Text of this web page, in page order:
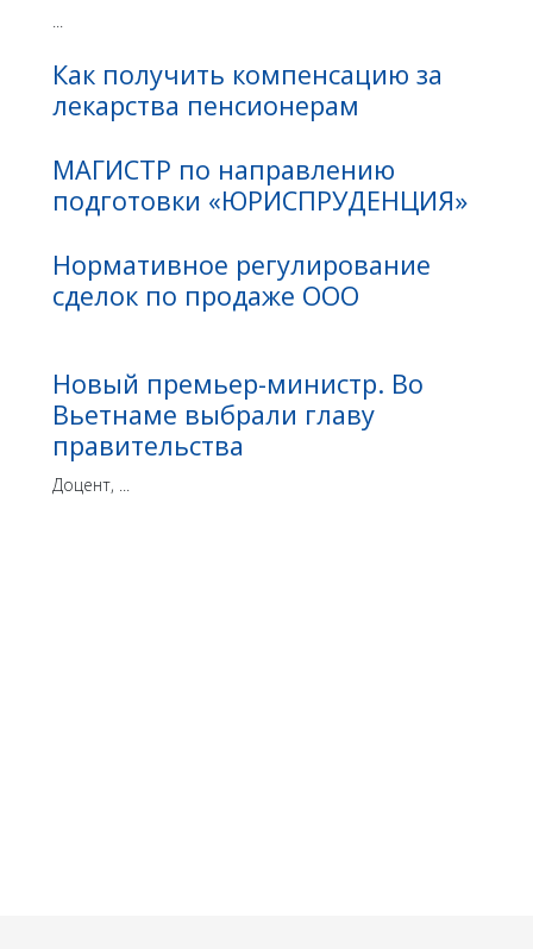
...
Как получить компенсацию за
лекарства пенсионерам
МАГИСТР по направлению
подготовки «ЮРИСПРУДЕНЦИЯ»
Нормативное регулирование
сделок по продаже ООО
Новый премьер-министр. Во
Вьетнаме выбрали главу
правительства
Доцент, ...